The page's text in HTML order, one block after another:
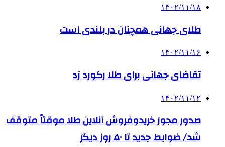
۱۴۰۲/۱۱/۱۸
طلای جهانی همچنان در بلندی است
۱۴۰۲/۱۱/۱۶
تقاضای جهانی برای طلا رکورد زد
۱۴۰۲/۱۱/۱۲
صدور مجوز خریدوفروش آنلاین طلا موقتاً متوقف
شد/ ضوابط جدید تا ۵۰ روز دیگر